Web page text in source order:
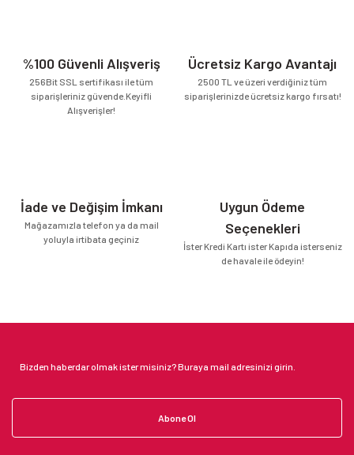
%100 Güvenli Alışveriş
256Bit SSL sertifikası ile tüm
siparişleriniz güvende.Keyifli
Alışverişler!
Ücretsiz Kargo Avantajı
2500 TL ve üzeri verdiğiniz tüm
siparişlerinizde ücretsiz kargo fırsatı!
İade ve Değişim İmkanı
Mağazamızla telefon ya da mail
yoluyla irtibata geçiniz
Uygun Ödeme
Seçenekleri
İster Kredi Kartı ister Kapıda isterseniz
de havale ile ödeyin!
Abone Ol